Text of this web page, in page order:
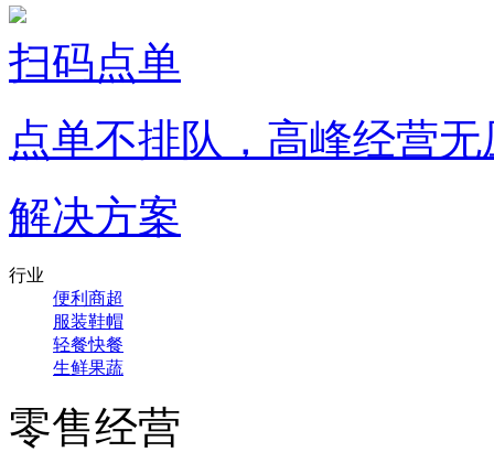
扫码点单
点单不排队，高峰经营无
解决方案
行业
便利商超
服装鞋帽
轻餐快餐
生鲜果蔬
零售经营